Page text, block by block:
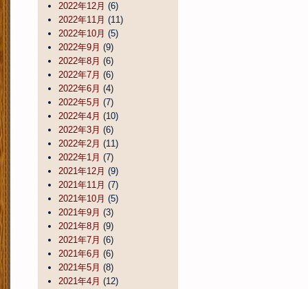
2022年12月 (6)
2022年11月 (11)
2022年10月 (5)
2022年9月 (9)
2022年8月 (6)
2022年7月 (6)
2022年6月 (4)
2022年5月 (7)
2022年4月 (10)
2022年3月 (6)
2022年2月 (11)
2022年1月 (7)
2021年12月 (9)
2021年11月 (7)
2021年10月 (5)
2021年9月 (3)
2021年8月 (9)
2021年7月 (6)
2021年6月 (6)
2021年5月 (8)
2021年4月 (12)